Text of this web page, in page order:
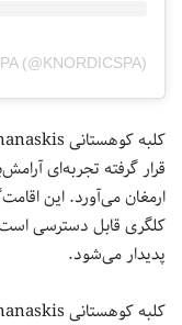
قرار گرفته تجربه‌ای
ارمغان می‌آورد. این
پدیدار می‌شود.